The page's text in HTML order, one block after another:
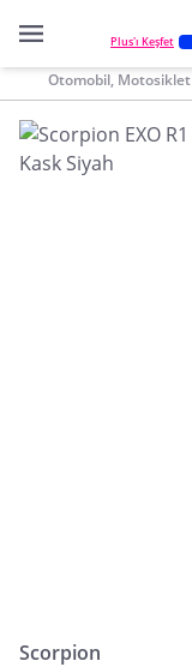
Plus'ı Keşfet
Otomobil, Motosiklet
Scorpion